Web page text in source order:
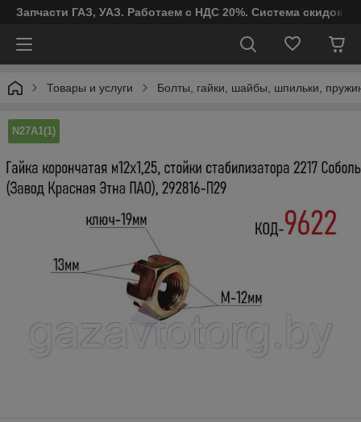
Запчасти ГАЗ, УАЗ. Работаем с НДС 20%. Система скидок
Товары и услуги Болты, гайки, шайбы, шпильки,
N27A1(1)